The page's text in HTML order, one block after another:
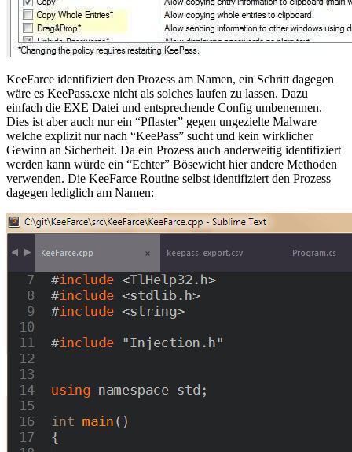
KeeFarce identifiziert den Prozess am Namen, ein Schritt dagegen
wäre es KeePass.exe nicht als solches laufen zu lassen. Dazu
einfach die EXE Datei und entsprechende Config umbenennen.
Dies ist aber auch nur ein “Pflaster” gegen ungezielte Malware
welche explizit nur nach “KeePass” sucht und kein wirklicher
Gewinn an Sicherheit. Da ein Prozess auch anderweitig identifiziert
werden kann würde ein “Echter” Bösewicht hier andere Methoden
verwenden. Die KeeFarce Routine selbst identifiziert den Prozess
dagegen lediglich am Namen: